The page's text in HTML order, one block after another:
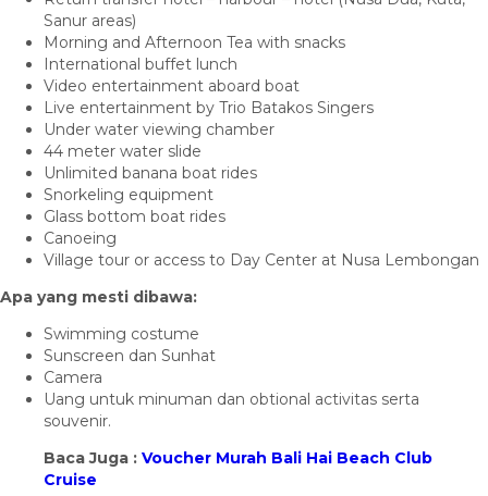
Sanur areas)
Morning and Afternoon Tea with snacks
International buffet lunch
Video entertainment aboard boat
Live entertainment by Trio Batakos Singers
Under water viewing chamber
44 meter water slide
Unlimited banana boat rides
Snorkeling equipment
Glass bottom boat rides
Canoeing
Village tour or access to Day Center at Nusa Lembongan
Apa yang mesti dibawa:
Swimming costume
Sunscreen dan Sunhat
Camera
Uang untuk minuman dan obtional activitas serta
souvenir.
Baca Juga : Voucher Murah Bali Hai Beach Club
Cruise